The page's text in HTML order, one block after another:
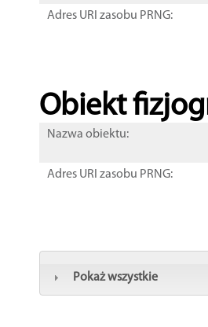
Adres URI zasobu PRNG:
Obiekt
Nazwa obiektu:
Adres URI zasobu PRNG:
Pokaż wszystkie